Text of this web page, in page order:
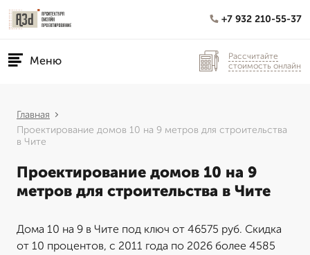
+7 932 210-55-37
Меню
Рассчитайте
стоимость онлайн
Главная
Проектирование домов 10 на 9 метров для строительства
в Чите
Проектирование домов 10 на 9
метров для строительства в Чите
Дома 10 на 9 в Чите под ключ от 46575 руб. Скидка
от 10 процентов, с 2011 года по 2026 более 4585